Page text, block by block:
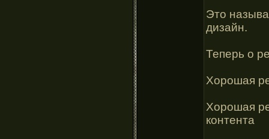
Это
дизайн.
Теперь о
Хорошая
Хорошая
контента